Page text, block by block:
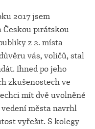
2017 jsem
Českou pirátskou
z 2. místa
vás, voličů, stal
Ihned po jeho
zkušenostech ve
mít dvě uvolněné
města navrhl
vyřešit. S kolegy